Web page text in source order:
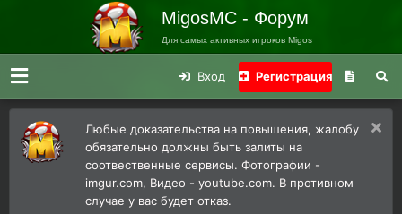
MigosMC - Форум
Для самых активных игроков Migos
Вход Регистрация
Любые доказательства на повышения, жалобу
обязательно должны быть залиты на
соотвественные сервисы. Фотографии -
imgur.com, Видео - youtube.com. В противном
случае у вас будет отказ.